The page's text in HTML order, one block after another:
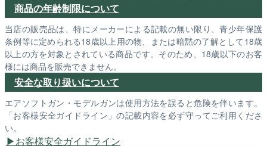
商品の年齢制限について
当店の販売品は、特にメーカーによる記載の無い限り、青少年保護
条例等に定められる18歳以上用の物、または暗黙の了解として18歳
以上の方を対象とされている商品です。そのため、18歳以下のお客
様には商品を販売できません。
安全な取り扱いについて
エアソフトガン・モデルガンは使用方法を誤ると危険を伴います。
「お客様安全ガイドライン」の記載内容を必ず守ってご利用くださ
い。
お客様安全ガイドライン